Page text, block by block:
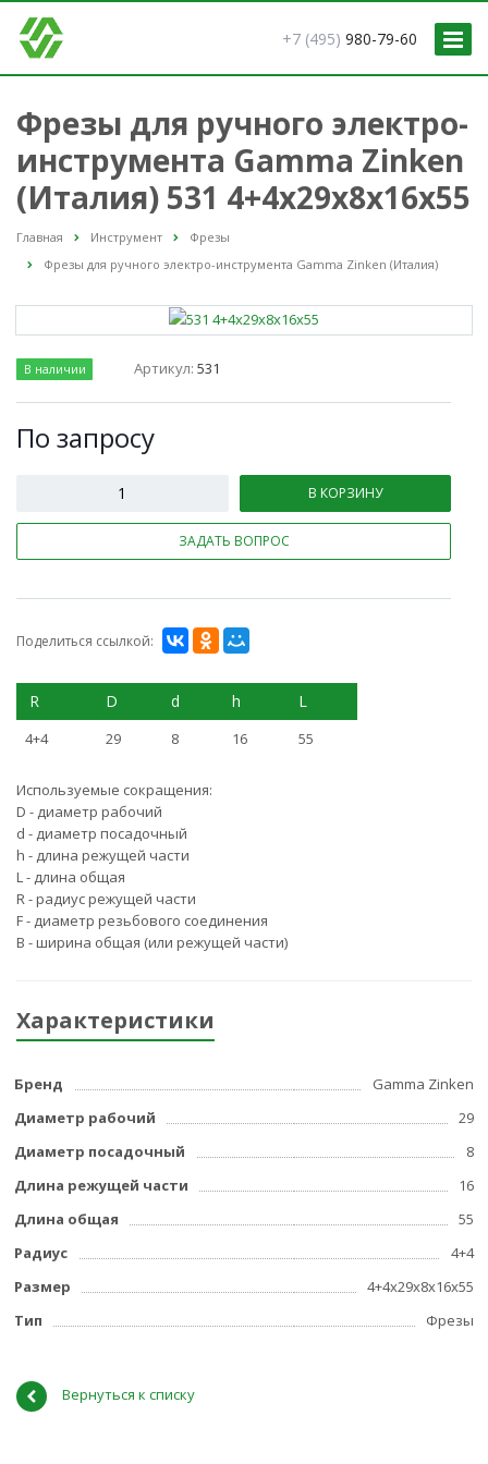
+7 (495) 980-79-60
Фрезы для ручного электро-
инструмента Gamma Zinken
(Италия) 531 4+4x29x8x16x55
Главная Инструмент
Фрезы
Фрезы для ручного электро-инструмента Gamma Zinken (Италия)
В наличии Артикул:531
По запросу
В КОРЗИНУ
ЗАДАТЬ ВОПРОС
Поделиться ссылкой:
R D d h L
4+4 29 8 16 55
Используемые сокращения:
D - диаметр рабочий
d - диаметр посадочный
h - длина режущей части
L - длина общая
R - радиус режущей части
F - диаметр резьбового соединения
B - ширина общая (или режущей части)
Характеристики
Бренд
Gamma Zinken
Диаметр рабочий
29
Диаметр посадочный
8
Длина режущей части
16
Длина общая
55
Радиус
4+4
Размер
4+4x29x8x16x55
Тип
Фрезы
Вернуться к списку